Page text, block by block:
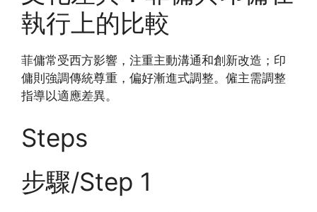
執行上的比較
菲傭常受西方影響，注重主動溝通和創新改造；印
傭則強調傳統尊重，偏好漸進式調整。僱主需調整
指導以適應差異。
Steps
步驟/Step 1